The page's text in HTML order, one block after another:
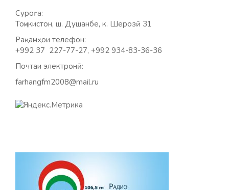
Суроға:
Тоҷикистон, ш. Душанбе, к. Шерозӣ 31
Рақамҳои телефон:
+992 37 227-77-27, +992 934-83-36-36
Почтаи электронӣ:
farhangfm2008@mail.ru